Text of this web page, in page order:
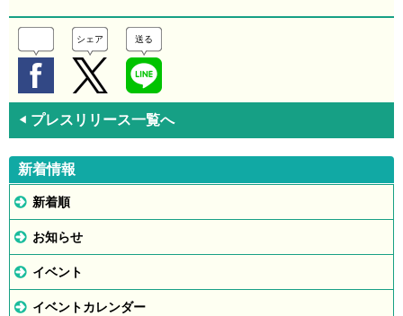
シェア 送る
◀ プレスリリース一覧へ
新着情報
新着順
お知らせ
イベント
イベントカレンダー